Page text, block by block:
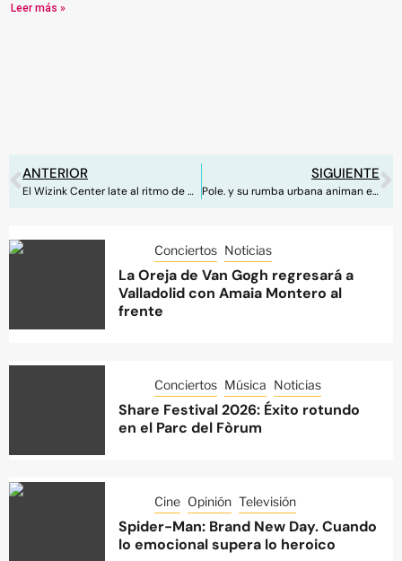
Leer más »
ANTERIOR
El Wizink Center late al ritmo de Manuel Carrasco y su ‘Corazón y Flecha’
SIGUIENTE
Pole. y su rumba urbana animan el verano con ‘El Olor de Tu Pelo’
Conciertos Noticias
La Oreja de Van Gogh regresará a
Valladolid con Amaia Montero al
frente
Conciertos Música Noticias
Share Festival 2026: Éxito rotundo
en el Parc del Fòrum
Cine Opinión Televisión
Spider-Man: Brand New Day. Cuando
lo emocional supera lo heroico